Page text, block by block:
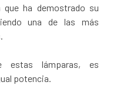
ha demostrado su
una de las más
estas lámparas, es
potencia.